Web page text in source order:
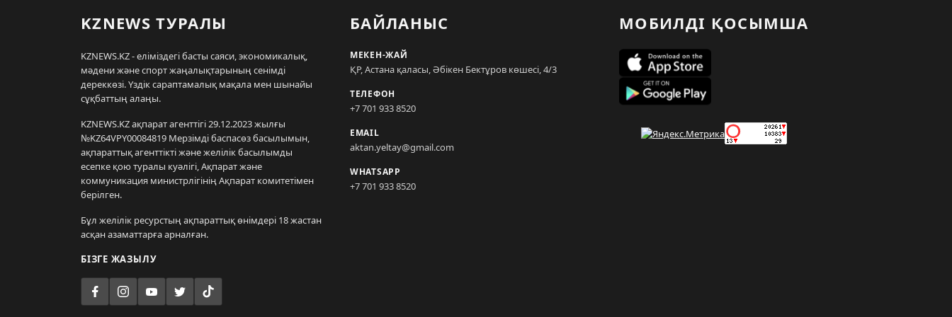
KZNEWS ТУРАЛЫ
KZNEWS.KZ - еліміздегі басты саяси, экономикалық,
мәдени және спорт жаңалықтарының сенімді
дереккөзі. Үздік сараптамалық мақала мен шынайы
сұқбаттың алаңы.
KZNEWS.KZ ақпарат агенттігі 29.12.2023 жылғы
№KZ64VPY00084819 Мерзімді баспасөз басылымын,
ақпараттық агенттікті және желілік басылымды
есепке қою туралы куәлігі, Ақпарат және
коммуникация министрлігінің Ақпарат комитетімен
берілген.
Бұл желілік ресурстың ақпараттық өнімдері 18 жастан
асқан азаматтарға арналған.
БІЗГЕ ЖАЗЫЛУ
БАЙЛАНЫС
МЕКЕН-ЖАЙ
ҚР, Астана қаласы, Әбікен Бектұров көшесі, 4/3
ТЕЛЕФОН
+7 701 933 8520
EMAIL
aktan.yeltay@gmail.com
WHATSAPP
+7 701 933 8520
МОБИЛДІ ҚОСЫМША